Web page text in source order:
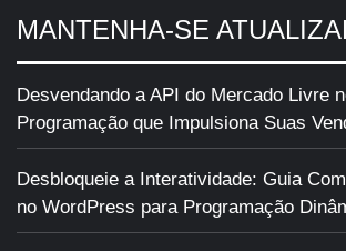
MANTENHA-SE
Desvendando a API do Mercado Livre
Programação que Impulsiona Suas
Desbloqueie a Interatividade: Guia
no WordPress para Programação